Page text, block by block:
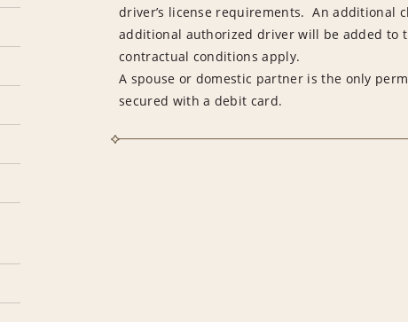
driver’s license requirements. An additional
additional authorized driver will be added to
contractual conditions apply.
A spouse or domestic partner is the only
secured with a debit card.